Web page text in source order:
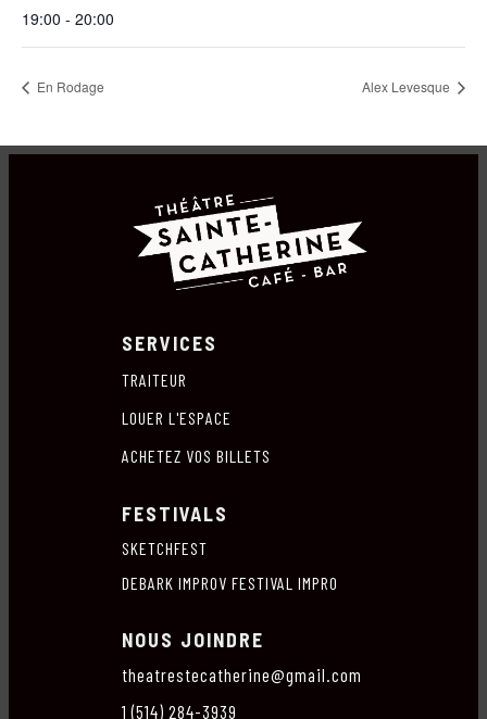
19:00 - 20:00
En Rodage Alex Levesque
SERVICES
TRAITEUR
LOUER L'ESPACE
ACHETEZ VOS BILLETS
FESTIVALS
SKETCHFEST
DEBARK IMPROV FESTIVAL IMPRO
NOUS JOINDRE
theatrestecatherine@gmail.com
1 (514) 284-3939